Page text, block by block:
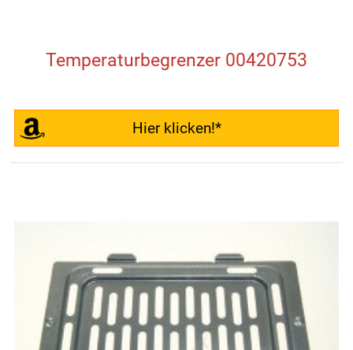
Temperaturbegrenzer 00420753
Hier klicken!*